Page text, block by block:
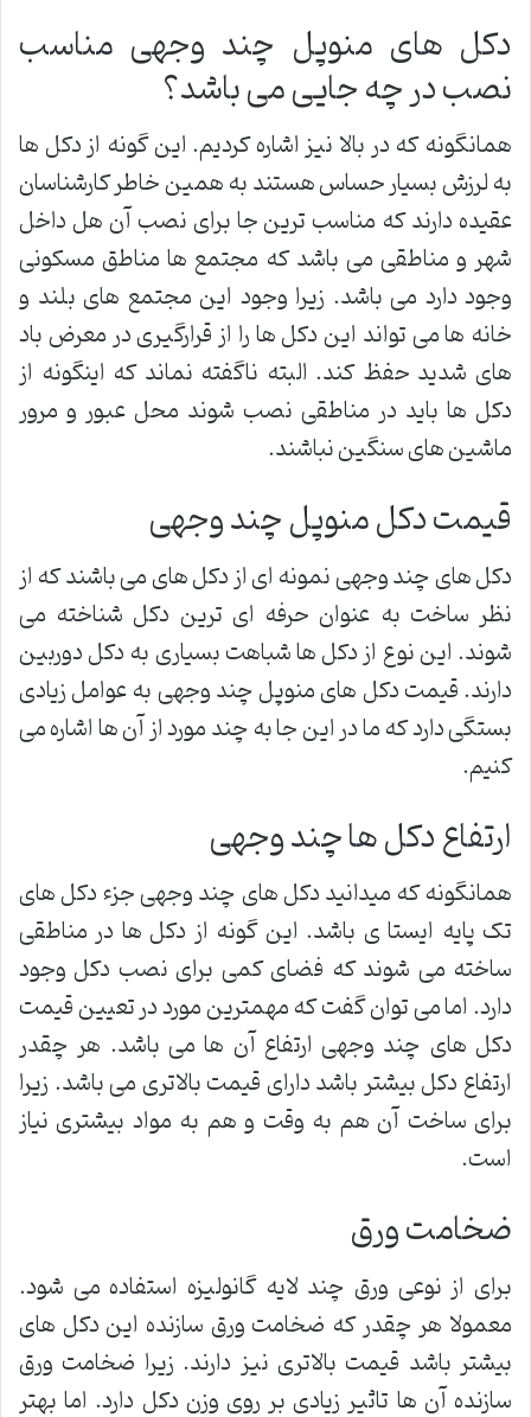
دکل های منوپل چند وجهی مناسب
نصب در چه جایی می باشد؟
همانگونه که در بالا نیز اشاره کردیم. این گونه از دکل ها
به لرزش بسیار حساس هستند به همین خاطر کارشناسان
عقیده دارند که مناسب ترین جا برای نصب آن هل داخل
شهر و مناطقی می باشد که مجتمع ها مناطق مسکونی
وجود دارد می باشد. زیرا وجود این مجتمع های بلند و
خانه ها می تواند این دکل ها را از قرارگیری در معرض باد
های شدید حفظ کند. البته ناگفته نماند که اینگونه از
دکل ها باید در مناطقی نصب شوند محل عبور و مرور
ماشین های سنگین نباشند.
قیمت دکل منوپل چند وجهی
دکل های چند وجهی نمونه ای از دکل های می باشند که از
نظر ساخت به عنوان حرفه ای ترین دکل شناخته می
شوند. این نوع از دکل ها شباهت بسیاری به دکل دوربین
دارند. قیمت دکل های منوپل چند وجهی به عوامل زیادی
بستگی دارد که ما در این جا به چند مورد از آن ها اشاره می
کنیم.
ارتفاع دکل ها چند وجهی
همانگونه که میدانید دکل های چند وجهی جزء دکل های
تک پایه ایستا ی باشد. این گونه از دکل ها در مناطقی
ساخته می شوند که فضای کمی برای نصب دکل وجود
دارد. اما می توان گفت که مهمترین مورد در تعیین قیمت
دکل های چند وجهی ارتفاع آن ها می باشد. هر چقدر
ارتفاع دکل بیشتر باشد دارای قیمت بالاتری می باشد. زیرا
برای ساخت آن هم به وقت و هم به مواد بیشتری نیاز
است.
ضخامت ورق
برای از نوعی ورق چند لایه گانولیزه استفاده می شود.
معمولا هر چقدر که ضخامت ورق سازنده این دکل های
بیشتر باشد قیمت بالاتری نیز دارند. زیرا ضخامت ورق
سازنده آن ها تاثیر زیادی بر روی وزن دکل دارد. اما بهتر